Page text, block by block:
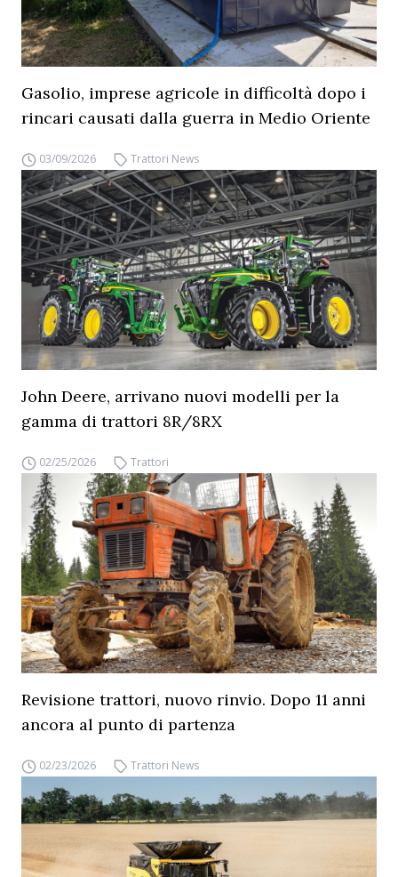
Gasolio, imprese agricole in difficoltà dopo i
rincari causati dalla guerra in Medio Oriente
03/09/2026 Trattori News
John Deere, arrivano nuovi modelli per la
gamma di trattori 8R/8RX
02/25/2026 Trattori
Revisione trattori, nuovo rinvio. Dopo 11 anni
ancora al punto di partenza
02/23/2026 Trattori News